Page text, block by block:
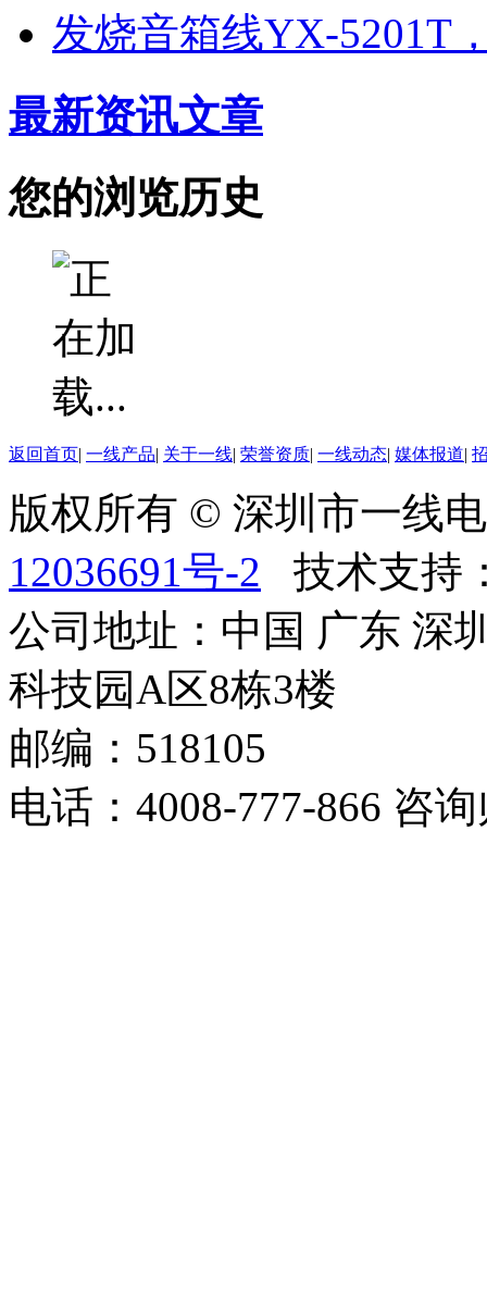
发烧音箱线YX-5201T
最新资讯文章
您的浏览历史
返回首页| 一线产品| 关于一线| 荣誉资质| 一线动态| 媒体报道|
版权所有 © 深圳市一
12036691号-2 技术支持
公司地址：中国 广东 深
科技园A区8栋3楼
邮编：518105
电话：4008-777-866 咨